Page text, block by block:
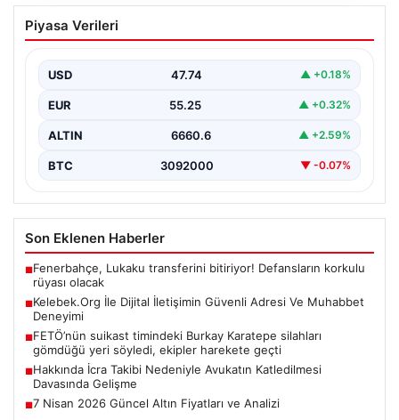
Kelebek.Org İle Dijital İletişimin Güvenli
Adresi Ve Muhabbet Deneyimi
oluşturması ciddi bir hassasiyet barındırmaktadır.
Günümüzde birçok…
Piyasa Verileri
USD 47.74 ▲ +0.18%
EUR 55.25 ▲ +0.32%
ALTIN 6660.6 ▲ +2.59%
BTC 3092000 ▼ -0.07%
Son Eklenen Haberler
■Fenerbahçe, Lukaku transferini bitiriyor! Defansların korkulu
rüyası olacak
■Kelebek.Org İle Dijital İletişimin Güvenli Adresi Ve Muhabbet
Deneyimi
■FETÖ’nün suikast timindeki Burkay Karatepe silahları
gömdüğü yeri söyledi, ekipler harekete geçti
■Hakkında İcra Takibi Nedeniyle Avukatın Katledilmesi
Davasında Gelişme
■7 Nisan 2026 Güncel Altın Fiyatları ve Analizi